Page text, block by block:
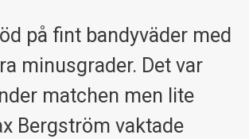
på fint bandyväder med
minusgrader. Det var
matchen men lite
Bergström vaktade